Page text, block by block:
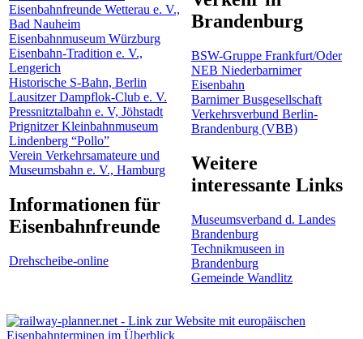
Eisenbahnfreunde Wetterau e. V.,
Bad Nauheim
Eisenbahnmuseum Würzburg
Eisenbahn-Tradition e. V.,
Lengerich
Historische S-Bahn, Berlin
Lausitzer Dampflok-Club e. V.
Pressnitztalbahn e. V, Jöhstadt
Prignitzer Kleinbahnmuseum
Lindenberg “Pollo”
Verein Verkehrsamateure und
Museumsbahn e. V., Hamburg
Informationen für
Eisenbahnfreunde
Drehscheibe-online
Brandenburg
BSW-Gruppe Frankfurt/Oder
NEB Niederbarnimer
Eisenbahn
Barnimer Busgesellschaft
Verkehrsverbund Berlin-
Brandenburg (VBB)
Weitere
interessante Links
Museumsverband d. Landes
Brandenburg
Technikmuseen in
Brandenburg
Gemeinde Wandlitz